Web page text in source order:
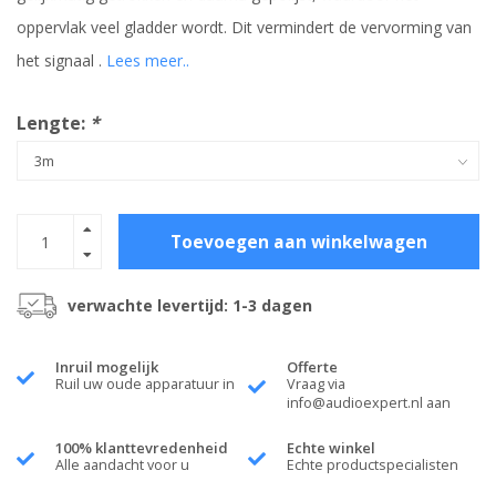
oppervlak veel gladder wordt. Dit vermindert de vervorming van
het signaal . Lees meer..
Lengte: *
Toevoegen aan winkelwagen
verwachte levertijd: 1-3 dagen
Inruil mogelijk
Ruil uw oude apparatuur in
Offerte
Vraag via
info@audioexpert.nl aan
100% klanttevredenheid
Alle aandacht voor u
Echte winkel
Echte productspecialisten